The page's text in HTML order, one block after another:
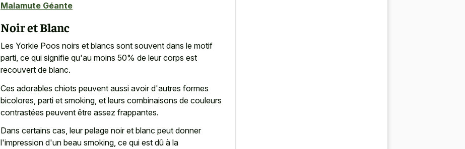
Malamute Géante
Noir et Blanc
Les Yorkie Poos noirs et blancs sont souvent dans le motif
parti, ce qui signifie qu'au moins 50% de leur corps est
recouvert de blanc.
Ces adorables chiots peuvent aussi avoir d'autres formes
bicolores, parti et smoking, et leurs combinaisons de couleurs
contrastées peuvent être assez frappantes.
Dans certains cas, leur pelage noir et blanc peut donner
l'impression d'un beau smoking, ce qui est dû à la